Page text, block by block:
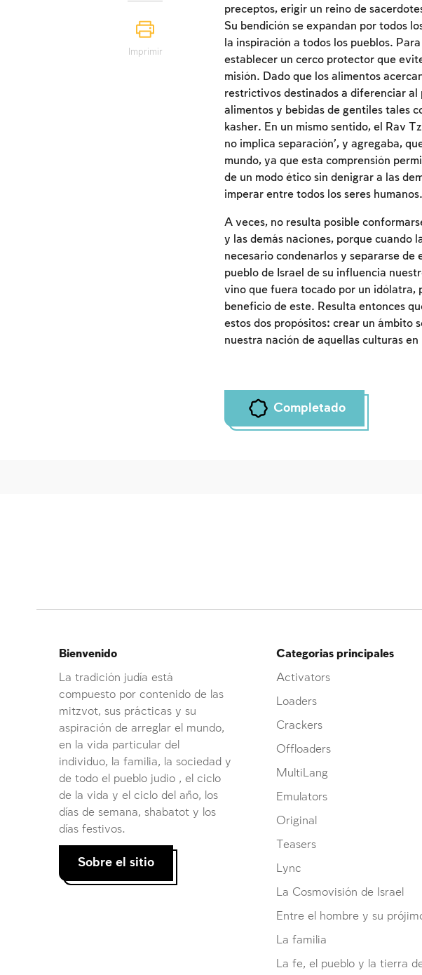
Imprimir
preceptos, erigir un reino de
Su bendición se expandan por todos
la inspiración a todos los pueblos.
establecer un cerco protector que
misión. Dado que los alimentos
restrictivos destinados a diferenciar al
alimentos y bebidas de gentiles tales
kasher. En un mismo sentido, el Rav
no implica separación’, y agregaba,
mundo, ya que esta comprensión
de un modo ético sin denigrar a las
imperar entre todos los seres humanos.
A veces, no resulta posible
y las demás naciones, porque cuando
necesario condenarlos y separarse de
pueblo de Israel de su influencia
vino que fuera tocado por un idólatra,
beneficio de este. Resulta entonces
estos dos propósitos: crear un ámbito
nuestra nación de aquellas culturas
Completado
Para marcar lo
cuenta o
Inscripcion
Categorias principales
Activators
Loaders
Crackers
Offloaders
MultiLang
Emulators
Original
Teasers
Lync
La Cosmovisión de Israel
Entre el hombre y su
La familia
La fe, el pueblo y la tierra
Bienvenido
La tradición judía está
compuesto por contenido de las
mitzvot, sus prácticas y su
aspiración de arreglar el mundo,
en la vida particular del
individuo, la familia, la sociedad y
de todo el pueblo judio , el ciclo
de la vida y el ciclo del año, los
días de semana, shabatot y los
días festivos.
Sobre el sitio